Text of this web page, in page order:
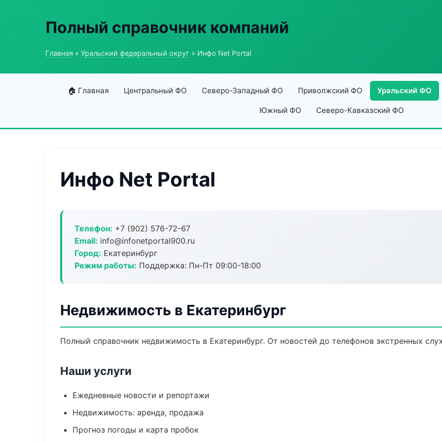
Полный справочник компаний
Главная » Уральский федеральный округ » Инфо Net Portal
🏠 Главная Центральный ФО Северо-Западный ФО Приволжский ФО Уральский ФО
Южный ФО Северо-Кавказский ФО
Инфо Net Portal
Телефон: +7 (902) 576-72-67
Email: info@infonetportal900.ru
Город: Екатеринбург
Режим работы: Поддержка: Пн-Пт 09:00-18:00
Недвижимость в Екатеринбург
Полный справочник недвижимость в Екатеринбург. От новостей до телефонов экстренных
Наши услуги
Ежедневные новости и репортажи
Недвижимость: аренда, продажа
Прогноз погоды и карта пробок